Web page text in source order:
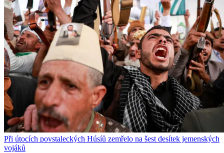
Při útocích povstaleckých Húsíů zemřelo na šest desítek jemenských
vojáků